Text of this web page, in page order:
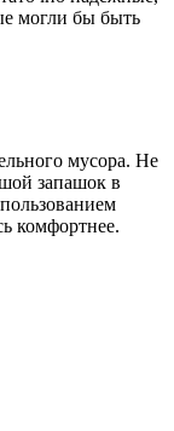
могли бы быть
мусора. Не
запашок в
комфортнее.